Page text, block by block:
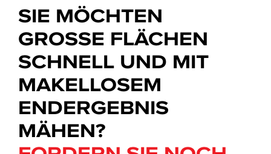
SIE MÖCHTEN
GROSSE FLÄCHEN
SCHNELL UND MIT
MAKELLOSEM
ENDERGEBNIS
MÄHEN?